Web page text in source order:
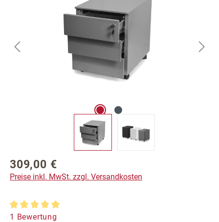
Regulärer Preis:
309,00 €
Preise inkl. MwSt. zzgl. Versandkosten
Durchschnittliche Bewertung von 5 von 5 Sternen
1 Bewertung